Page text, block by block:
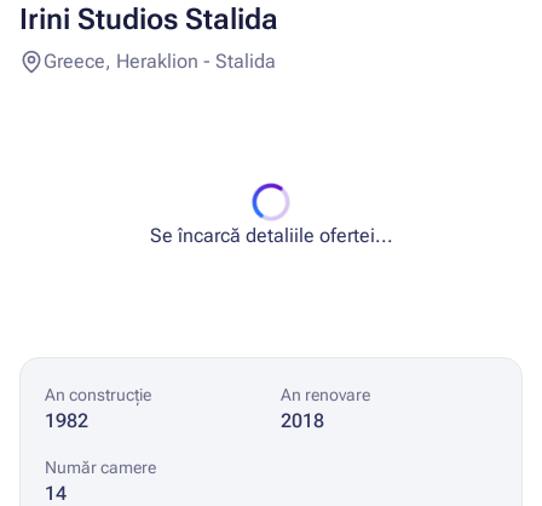
Irini Studios Stalida
Greece, Heraklion - Stalida
Se încarcă detaliile ofertei...
An construcție
1982
An renovare
2018
Număr camere
14